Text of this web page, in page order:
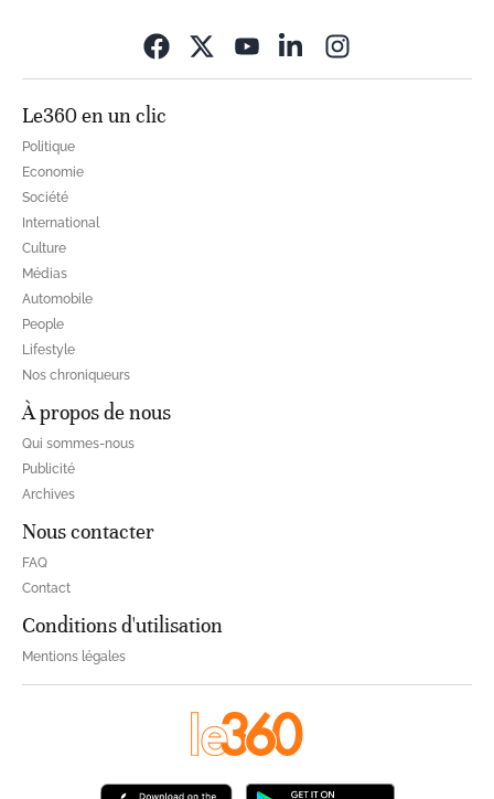
Le360 en un clic
Politique
Economie
Société
International
Culture
Médias
Automobile
People
Lifestyle
Nos chroniqueurs
À propos de nous
Qui sommes-nous
Publicité
Archives
Nous contacter
FAQ
Contact
Conditions d'utilisation
Mentions légales